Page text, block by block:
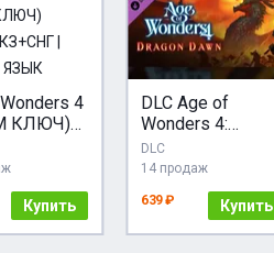
4
КЛЮЧ)
Купить
DLC Age of
Wonders 4:
Dragon Dawn
МИР АВТО
DLC
14 продаж
639 ₽ Купить